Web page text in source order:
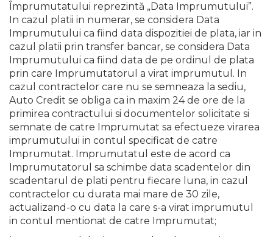
Împrumutatului reprezintă „Data Imprumutului”.
In cazul platii in numerar, se considera Data
Imprumutului ca fiind data dispozitiei de plata, iar in
cazul platii prin transfer bancar, se considera Data
Imprumutului ca fiind data de pe ordinul de plata
prin care Imprumutatorul a virat imprumutul. In
cazul contractelor care nu se semneaza la sediu,
Auto Credit se obliga ca in maxim 24 de ore de la
primirea contractului si documentelor solicitate si
semnate de catre Imprumutat sa efectueze virarea
imprumutului in contul specificat de catre
Imprumutat. Imprumutatul este de acord ca
Imprumutatorul sa schimbe data scadentelor din
scadentarul de plati pentru fiecare luna, in cazul
contractelor cu durata mai mare de 30 zile,
actualizand-o cu data la care s-a virat imprumutul
in contul mentionat de catre Imprumutat;